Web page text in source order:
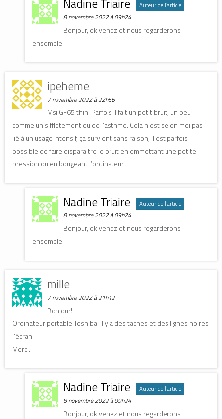
Nadine Triaire Auteur de l’article
8 novembre 2022 à 09h24
Bonjour, ok venez et nous regarderons
ensemble.
ipeheme
7 novembre 2022 à 22h56
Msi GF65 thin. Parfois il fait un petit bruit, un peu
comme un sifflotement ou de l’asthme. Cela n’est selon moi pas
lié à un usage intensif, ça survient sans raison, il est parfois
possible de faire disparaitre le bruit en emmettant une petite
pression ou en bougeant l’ordinateur
Nadine Triaire Auteur de l’article
8 novembre 2022 à 09h24
Bonjour, ok venez et nous regarderons
ensemble.
mille
7 novembre 2022 à 21h12
Bonjour!
Ordinateur portable Toshiba. Il y a des taches et des lignes noires
l’écran.
Merci.
Nadine Triaire Auteur de l’article
8 novembre 2022 à 09h24
Bonjour, ok venez et nous regarderons